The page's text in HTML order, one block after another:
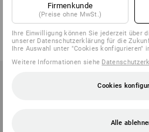
Farben
ab 2,37 €
(m. MwSt.) ab 336 Paar
ab
Firmenkunde
(Preise ohne MwSt.)
Ihre Einwilligung können Sie jederzeit über
unserer Datenschutzerklärung für die
Ihre Auswahl unter "Cookies konfigurieren"
Weitere Informationen siehe
Cookies
Alle